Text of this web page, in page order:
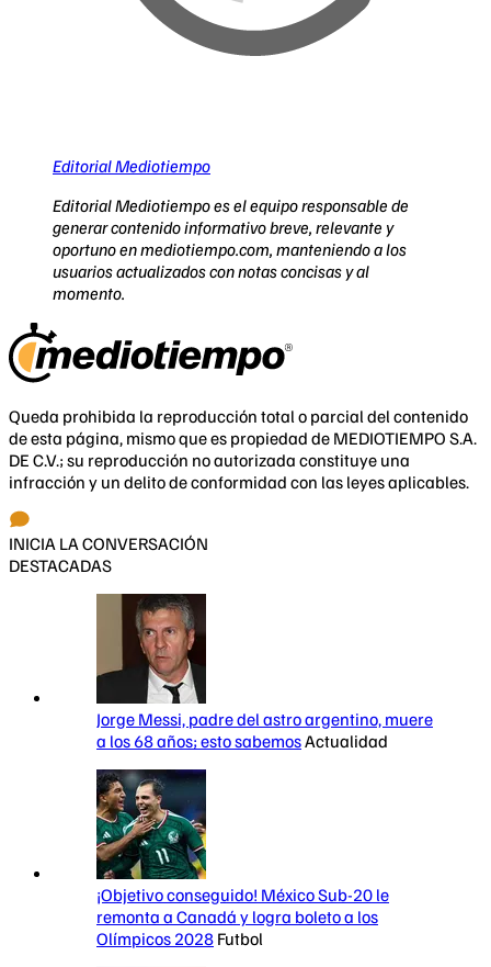
Editorial Mediotiempo
Editorial Mediotiempo es el equipo responsable de
generar contenido informativo breve, relevante y
oportuno en mediotiempo.com, manteniendo a los
usuarios actualizados con notas concisas y al
momento.
Queda prohibida la reproducción total o parcial del contenido
de esta página, mismo que es propiedad de MEDIOTIEMPO S.A.
DE C.V.; su reproducción no autorizada constituye una
infracción y un delito de conformidad con las leyes aplicables.
INICIA LA CONVERSACIÓN
DESTACADAS
Jorge Messi, padre del astro argentino, muere
a los 68 años; esto sabemosActualidad
¡Objetivo conseguido! México Sub-20 le
remonta a Canadá y logra boleto a los
Olímpicos 2028 Futbol